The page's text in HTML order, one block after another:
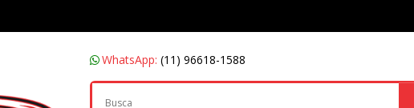
WhatsApp: (11) 96618-1588